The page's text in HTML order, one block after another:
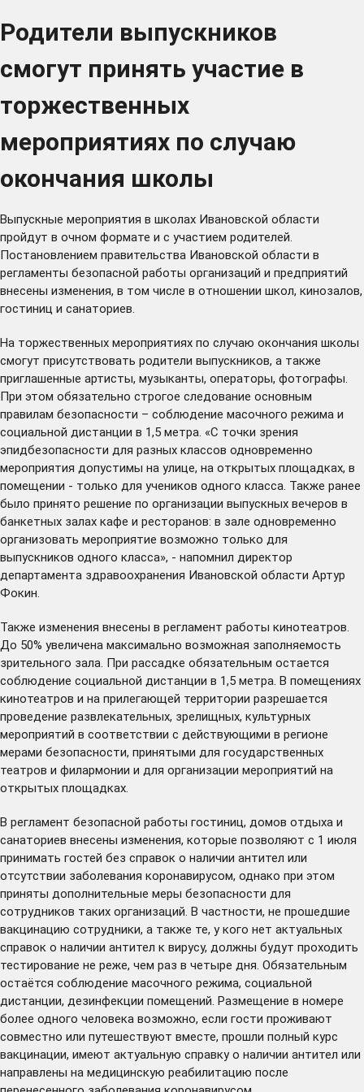
Родители выпускников
смогут принять участие в
торжественных
мероприятиях по случаю
окончания школы
Выпускные мероприятия в школах Ивановской области
пройдут в очном формате и с участием родителей.
Постановлением правительства Ивановской области в
регламенты безопасной работы организаций и предприятий
внесены изменения, в том числе в отношении школ, кинозалов,
гостиниц и санаториев.
На торжественных мероприятиях по случаю окончания школы
смогут присутствовать родители выпускников, а также
приглашенные артисты, музыканты, операторы, фотографы.
При этом обязательно строгое следование основным
правилам безопасности – соблюдение масочного режима и
социальной дистанции в 1,5 метра. «С точки зрения
эпидбезопасности для разных классов одновременно
мероприятия допустимы на улице, на открытых площадках, в
помещении - только для учеников одного класса. Также ранее
было принято решение по организации выпускных вечеров в
банкетных залах кафе и ресторанов: в зале одновременно
организовать мероприятие возможно только для
выпускников одного класса», - напомнил директор
департамента здравоохранения Ивановской области Артур
Фокин.
Также изменения внесены в регламент работы кинотеатров
До 50% увеличена максимально возможная заполняемость
зрительного зала. При рассадке обязательным остается
соблюдение социальной дистанции в 1,5 метра. В помещениях
кинотеатров и на прилегающей территории разрешается
проведение развлекательных, зрелищных, культурных
мероприятий в соответствии с действующими в регионе
мерами безопасности, принятыми для государственных
театров и филармонии и для организации мероприятий на
открытых площадках
В регламент безопасной работы гостиниц, домов отдыха и
санаториев внесены изменения, которые позволяют с 1 июля
принимать гостей без справок о наличии антител или
отсутствии заболевания коронавирусом, однако при этом
приняты дополнительные меры безопасности для
сотрудников таких организаций. В частности, не прошедшие
вакцинацию сотрудники, а также те, у кого нет актуальных
справок о наличии антител к вирусу, должны будут проходить
тестирование не реже, чем раз в четыре дня. Обязательным
остаётся соблюдение масочного режима, социальной
дистанции, дезинфекции помещений. Размещение в номере
более одного человека возможно, если гости проживают
совместно или путешествуют вместе, прошли полный курс
вакцинации, имеют актуальную справку о наличии антител или
направлены на медицинскую реабилитацию после